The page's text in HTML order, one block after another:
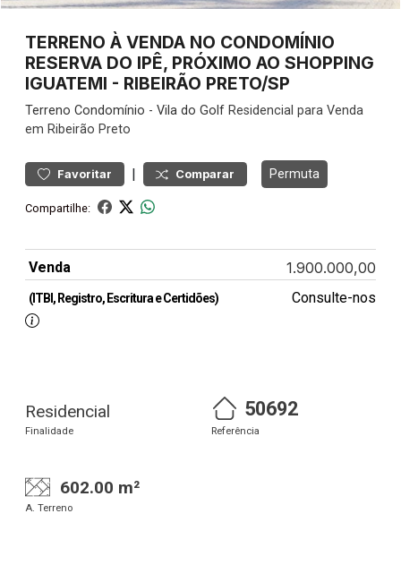
TERRENO À VENDA NO CONDOMÍNIO
RESERVA DO IPÊ, PRÓXIMO AO SHOPPING
IGUATEMI - RIBEIRÃO PRETO/SP
Terreno Condomínio - Vila do Golf Residencial para Venda
em Ribeirão Preto
Favoritar | Comparar Permuta
Compartilhe:
Venda 1.900.000,00
(ITBI, Registro, Escritura e Certidões) Consulte-nos
Residencial
Finalidade
50692
Referência
602.00 m²
A. Terreno